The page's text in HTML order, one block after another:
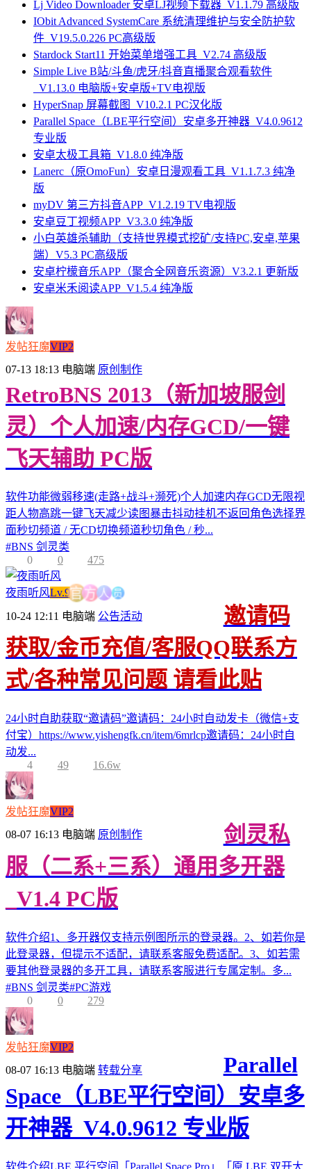
Lj Video Downloader 安卓LJ视频下载器_V1.1.79 高级版
IObit Advanced SystemCare 系统清理维护与安全防护软
件_V19.5.0.226 PC高级版
Stardock Start11 开始菜单增强工具_V2.74 高级版
Simple Live B站/斗鱼/虎牙/抖音直播聚合观看软件
_V1.13.0 电脑版+安卓版+TV电视版
HyperSnap 屏幕截图_V10.2.1 PC汉化版
Parallel Space（LBE平行空间）安卓多开神器_V4.0.9612
专业版
安卓太极工具箱_V1.8.0 纯净版
Lanerc（原OmoFun）安卓日漫观看工具_V1.1.7.3 纯净
版
myDV 第三方抖音APP_V1.2.19 TV电视版
安卓豆丁视频APP_V3.3.0 纯净版
小白英雄杀辅助（支持世界模式挖矿/支持PC,安卓,苹果
端）V5.3 PC高级版
安卓柠檬音乐APP（聚合全网音乐资源）V3.2.1 更新版
安卓米禾阅读APP_V1.5.4 纯净版
发帖狂魔VIP2
07-13 18:13 电脑端 原创制作
RetroBNS 2013（新加坡服剑
灵）个人加速/内存GCD/一键
飞天辅助 PC版
软件功能微弱移速(走路+战斗+濒死)个人加速内存GCD无限视
距人物高跳一键飞天减少读图暴击抖动挂机不返回角色选择界
面秒切频道 / 无CD切换频道秒切角色 / 秒...
#BNS 剑灵类
0
0 475
夜雨听风Lv.9官 方人员
10-24 12:11 电脑端 公告活动
邀请码
获取/金币充值/客服QQ联系方
式/各种常见问题 请看此贴
24小时自助获取“邀请码”邀请码：24小时自动发卡（微信+支
付宝）https://www.yishengfk.cn/item/6mrlcp邀请码：24小时自
动发...
4
49 16.6w
发帖狂魔VIP2
08-07 16:13 电脑端 原创制作
剑灵私
服（二系+三系）通用多开器
_V1.4 PC版
软件介绍1、多开器仅支持示例图所示的登录器。2、如若你是
此登录器，但提示不适配，请联系客服免费适配。3、如若需
要其他登录器的多开工具，请联系客服进行专属定制。多...
#BNS 剑灵类#PC游戏
0
0 279
发帖狂魔VIP2
08-07 16:13 电脑端 转载分享
Parallel
Space（LBE平行空间）安卓多
开神器_V4.0.9612 专业版
软件介绍LBE 平行空间「Parallel Space Pro」「原 LBE 双开大